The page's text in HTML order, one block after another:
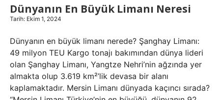
Dünyanın En Büyük Limanı Neresi
Tarih: Ekim 1, 2024
Dünyanın en büyük limanı nerede? Şanghay Limanı:
49 milyon TEU Kargo tonajı bakımından dünya lideri
olan Şanghay Limanı, Yangtze Nehri’nin ağzında yer
almakta olup 3.619 km²’lik devasa bir alanı
kaplamaktadır. Mersin Limanı dünyada kaçıncı sırada?